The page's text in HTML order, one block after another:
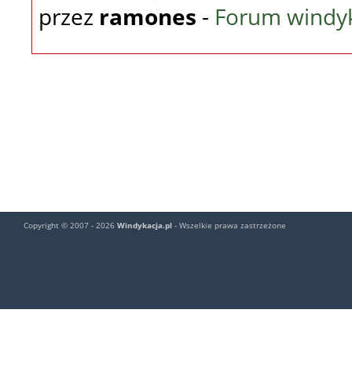
przez ramones - Forum
Copyright © 2007 - 2026 Windykacja.pl - Wszelkie prawa zastrzeżone